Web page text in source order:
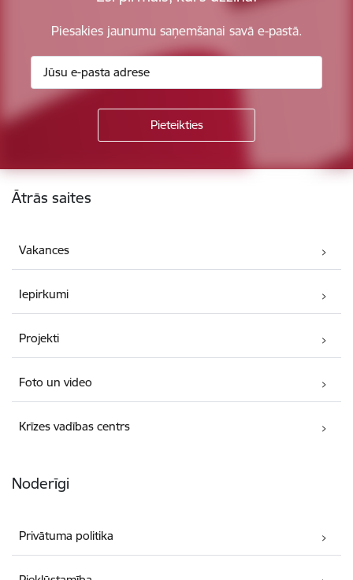
Piesakies jaunumu saņemšanai savā e-pastā.
Kājene
Ātrās saites
Vakances
Iepirkumi
Projekti
Foto un video
Krīzes vadības centrs
Noderīgi
Privātuma politika